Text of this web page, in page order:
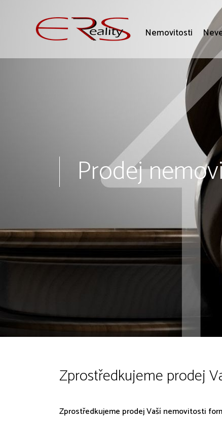
Nemovitosti
Prodej
Zprostředkujeme prodej
Zprostředkujeme prodej Vaší nemovitosti